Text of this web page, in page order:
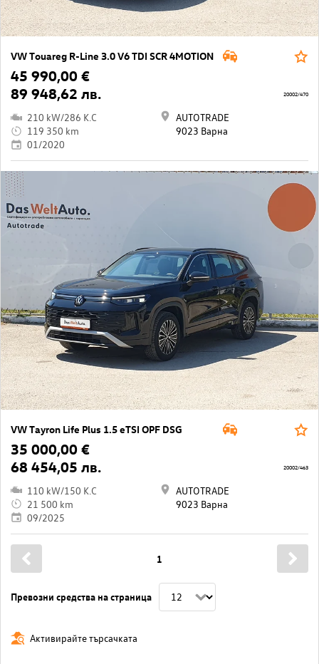
VW Touareg R-Line 3.0 V6 TDI SCR 4MOTION
45 990,00 €
89 948,62 лв.
210 kW/286 K.C
119 350 km
01/2020
AUTOTRADE
9023 Варна
20002/470
VW Tayron Life Plus 1.5 eTSI OPF DSG
35 000,00 €
68 454,05 лв.
110 kW/150 K.C
21 500 km
09/2025
AUTOTRADE
9023 Варна
20002/463
Превозни средства на страница
1
Активирайте търсачката